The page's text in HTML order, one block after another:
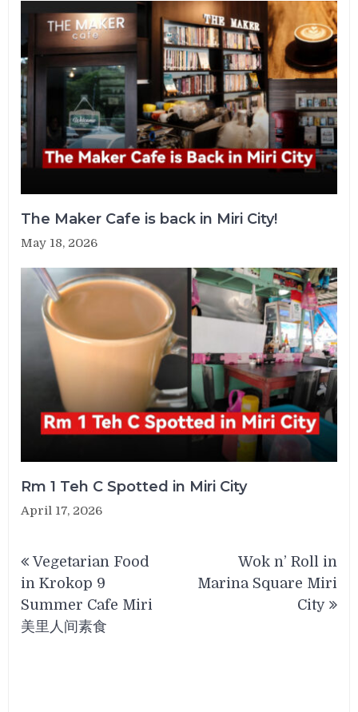
The Maker Cafe is back in Miri City!
May 18, 2026
Rm 1 Teh C Spotted in Miri City
April 17, 2026
navigation
Vegetarian Food
in Krokop 9
Summer Cafe Miri
美里人间素食
Wok n’ Roll in
Marina Square Miri
City